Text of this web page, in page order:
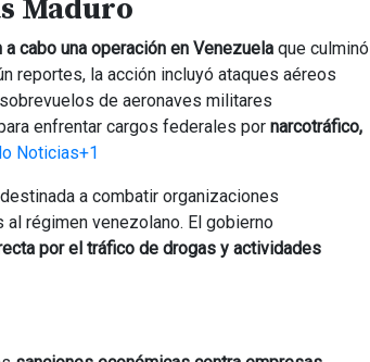
Maduro
cabo una operación en Venezuela que culminó
reportes, la acción incluyó ataques aéreos
de aeronaves militares
enfrentar cargos federales por narcotráfico,
Noticias+1
a combatir organizaciones
régimen venezolano. El gobierno
por el tráfico de drogas y actividades